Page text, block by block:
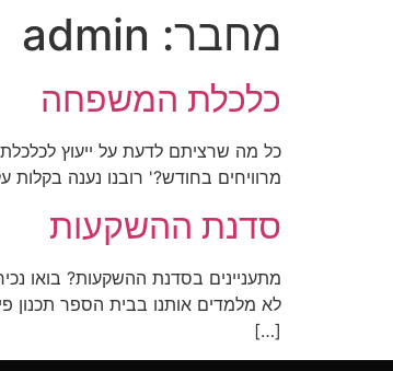
מחבר: admin
כלכלת המשפחה
כל מה שרציתם לדעת על ייעוץ
מרוויחים בחודש?' רובנו נענה
סדנת ההשקעות
מתעניינים בסדנת ההשקעות? בואו
[…]